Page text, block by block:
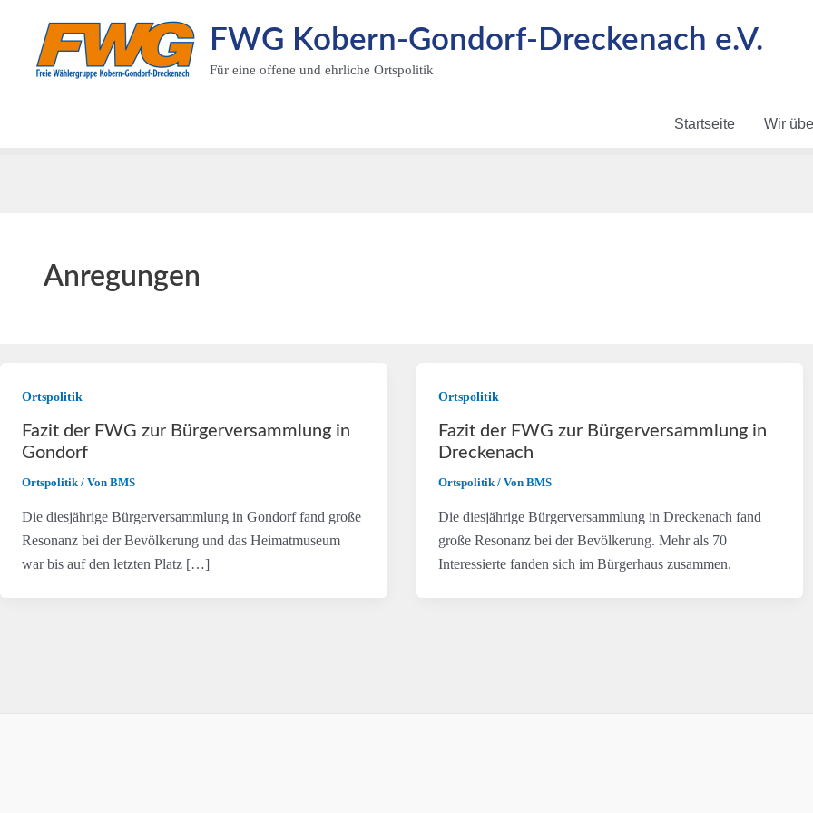
springen
FWG Kobern-Gondorf-Dreckenach e.V.
Für eine offene und ehrliche Ortspolitik
Startseite Wir
Anregungen
Ortspolitik
Fazit der FWG zur Bürgerversammlung in
Gondorf
Ortspolitik/ Von BMS
Die diesjährige Bürgerversammlung in Gondorf fand große
Resonanz bei der Bevölkerung und das Heimatmuseum
war bis auf den letzten Platz […]
Ortspolitik
Fazit der FWG zur Bürgerversammlung in
Dreckenach
Ortspolitik/ Von BMS
Die diesjährige Bürgerversammlung in Dreckenach fand
große Resonanz bei der Bevölkerung. Mehr als 70
Interessierte fanden sich im Bürgerhaus zusammen.